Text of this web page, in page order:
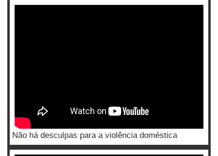
Não há desculpas para a violência doméstica